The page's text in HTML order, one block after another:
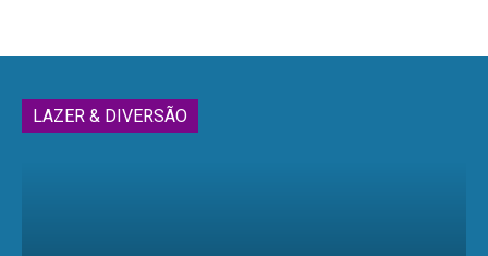
LAZER & DIVERSÃO